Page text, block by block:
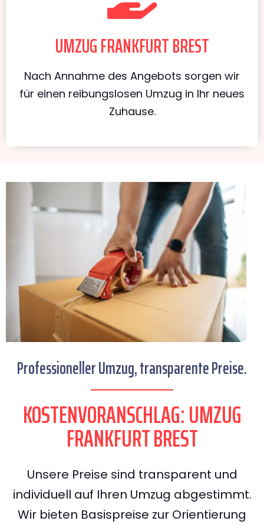
UMZUG FRANKFURT BREST
Nach Annahme des Angebots sorgen wir
für einen reibungslosen Umzug in Ihr neues
Zuhause.
Professioneller Umzug, transparente Preise.
KOSTENVORANSCHLAG: UMZUG
FRANKFURT BREST
Unsere Preise sind transparent und
individuell auf Ihren Umzug abgestimmt.
Wir bieten Basispreise zur Orientierung